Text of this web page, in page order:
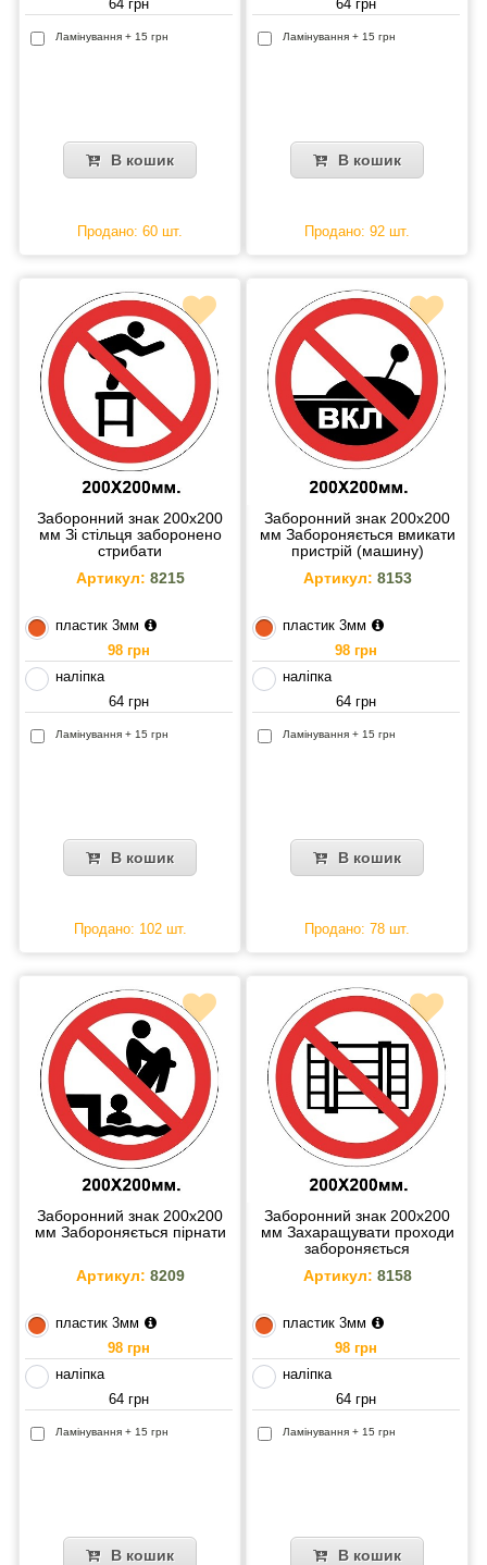
64 грн
Ламінування + 15 грн
В кошик
Продано: 60 шт.
64 грн
Ламінування + 15 грн
В кошик
Продано: 92 шт.
Заборонний знак 200х200
мм Зі стільця заборонено
стрибати
Артикул: 8215
пластик 3мм
98 грн
наліпка
64 грн
Ламінування + 15 грн
В кошик
Продано: 102 шт.
Заборонний знак 200х200
мм Забороняється вмикати
пристрій (машину)
Артикул: 8153
пластик 3мм
98 грн
наліпка
64 грн
Ламінування + 15 грн
В кошик
Продано: 78 шт.
Заборонний знак 200х200
мм Забороняється пірнати
Артикул: 8209
пластик 3мм
98 грн
наліпка
64 грн
Ламінування + 15 грн
В кошик
Заборонний знак 200х200
мм Захаращувати проходи
забороняється
Артикул: 8158
пластик 3мм
98 грн
наліпка
64 грн
Ламінування + 15 грн
В кошик